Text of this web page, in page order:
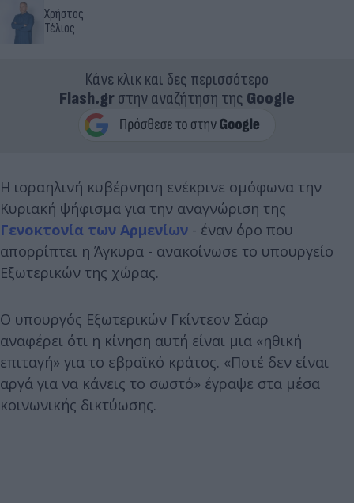
Χρήστος
Τέλιος
Κάνε κλικ και δες περισσότερο
Flash.grστην αναζήτηση της Google
Η ισραηλινή κυβέρνηση ενέκρινε ομόφωνα την
Κυριακή ψήφισμα για την αναγνώριση της
Γενοκτονία των Αρμενίων - έναν όρο που
απορρίπτει η Άγκυρα - ανακοίνωσε το υπουργείο
Εξωτερικών της χώρας.
Ο υπουργός Εξωτερικών Γκίντεον Σάαρ
αναφέρει ότι η κίνηση αυτή είναι μια «ηθική
επιταγή» για το εβραϊκό κράτος. «Ποτέ δεν είναι
αργά για να κάνεις το σωστό» έγραψε στα μέσα
κοινωνικής δικτύωσης.